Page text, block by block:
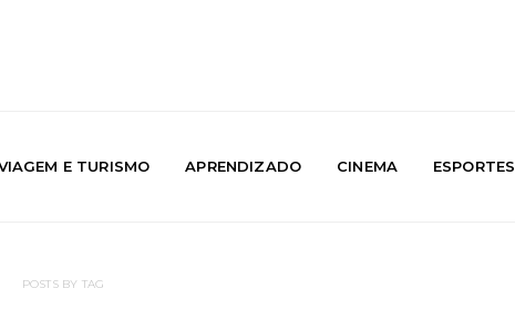
E TURISMO APRENDIZADO CINEMA ESPORTES
POSTS BY TAG